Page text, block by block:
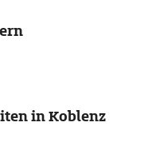
in Koblenz